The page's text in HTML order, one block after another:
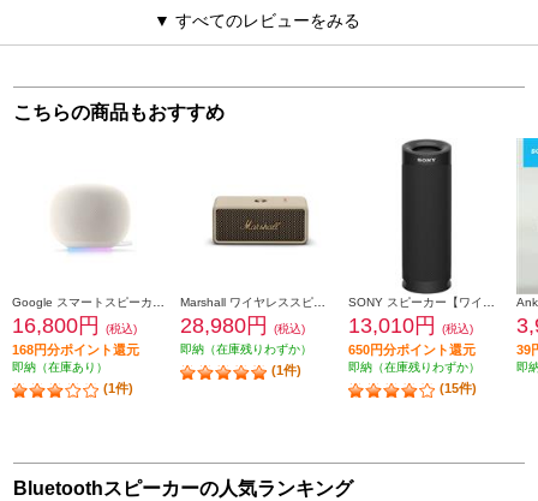
▼ すべてのレビューをみる
こちらの商品もおすすめ
16,800円 (税込)
168円分ポイント還元
即納（在庫あり）
(1件)
28,980円
(税込)
即納（在庫残りわずか）
(1件)
13,010円 (税込)
650円分ポイント還元
即納（在庫残りわずか）
(15件)
39
即
Bluetoothスピーカーの人気ランキング